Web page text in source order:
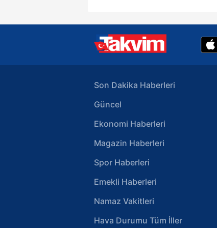
Son Dakika Haberleri
Güncel
Ekonomi Haberleri
Magazin Haberleri
Spor Haberleri
Emekli Haberleri
Namaz Vakitleri
Hava Durumu Tüm İller